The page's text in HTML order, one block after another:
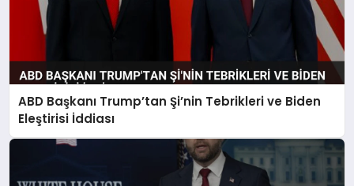
ABD Başkanı Trump’tan Şi’nin Tebrikleri ve Biden
Eleştirisi İddiası